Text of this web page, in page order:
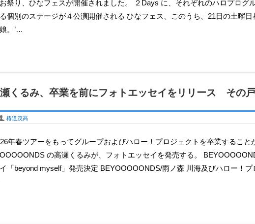
祭り、ひなフェスが開催されました。 ２Days に、それぞれのハロプログ
個別のステージが４公演開催される ひなフェス、このうち、21日の土曜
。’…
くるみ、卒業を前にフォトエッセイをリリース その
椿道茂高
の高瀬くるみが、フォトエッセイを発売する。
「beyond myself」発売決定 BEYOOOOONDS/雨ノ森 川海及びハロー！